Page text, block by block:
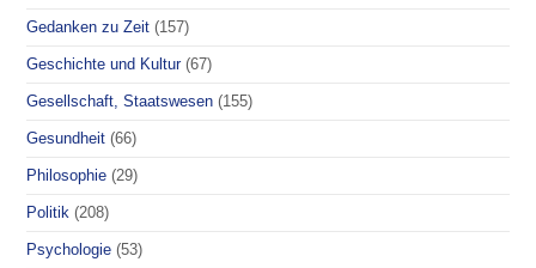
Gedanken zu Zeit (157)
Geschichte und Kultur (67)
Gesellschaft, Staatswesen (155)
Gesundheit (66)
Philosophie (29)
Politik (208)
Psychologie (53)